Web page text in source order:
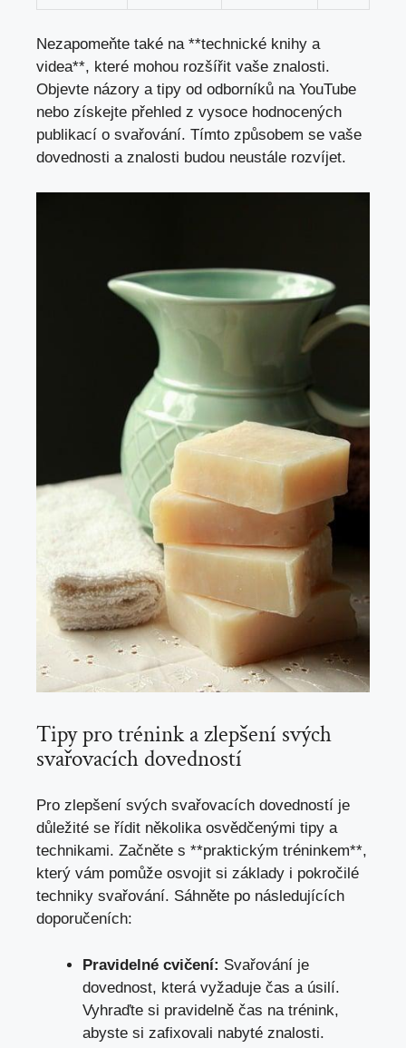
Nezapomeňte také na⁢ **technické knihy a
videa**, které mohou rozšířit‍ vaše znalosti.
Objevte názory⁢ a​ tipy ⁤od odborníků na YouTube
nebo získejte přehled z vysoce ⁢hodnocených​
publikací o svařování. Tímto ‌způsobem se vaše
dovednosti a znalosti budou neustále ‍rozvíjet.
Tipy pro trénink a zlepšení svých
svařovacích dovedností
Pro zlepšení svých svařovacích dovedností je
důležité se‍ řídit několika osvědčenými tipy a
⁢technikami. Začněte s **praktickým tréninkem**,
který vám pomůže⁤ osvojit⁣ si⁢ základy i pokročilé
‌techniky svařování. Sáhněte po následujících
doporučeních:
Pravidelné cvičení: Svařování je‍
dovednost, ⁣která vyžaduje čas a⁤ úsilí.⁣
Vyhraďte si pravidelně ‍čas ‍na trénink,
abyste si zafixovali nabyté​ znalosti.